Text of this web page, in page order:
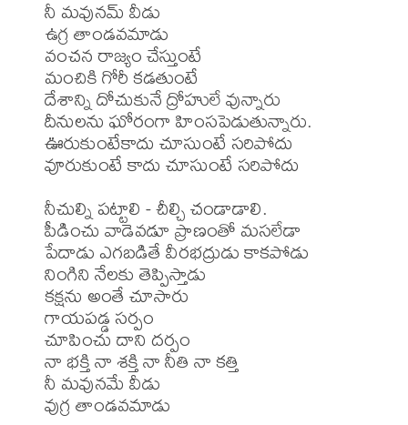
నీ మవునమ్ వీడు
ఉగ్ర తాండవమాడు
వంచన రాజ్యం చేస్తుంటే
మంచికి గోరీ కడతుంటే
దేశాన్ని దోచుకునే ద్రోహులే వున్నారు
దీనులను ఘోరంగా హింసపెడుతున్నారు.
ఊరుకుంటేకాదు చూసుంటే సరిపోదు
వూరుకుంటే కాదు చూసుంటే సరిపోదు
నీచుల్ని పట్టాలి - చీల్చి చండాడాలి.
పీడించు వాడెవడూ ప్రాణంతో మసలేడా
పేదాడు ఎగబడితే వీరభద్రుడు కాకపోడు
నింగిని నేలకు తెప్పిస్తాడు
కక్షను అంతే చూసారు
గాయపడ్డ సర్పం
చూపించు దాని దర్పం
నా భక్తి నా శక్తి నా నీతి నా కత్తి
నీ మవునమే వీడు
వుగ్ర తాండవమాడు